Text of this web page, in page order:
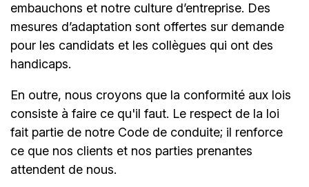
embauchons et notre culture d’entreprise. Des
mesures d’adaptation sont offertes sur demande
pour les candidats et les collègues qui ont des
handicaps.
En outre, nous croyons que la conformité aux lois
consiste à faire ce qu'il faut. Le respect de la loi
fait partie de notre Code de conduite; il renforce
ce que nos clients et nos parties prenantes
attendent de nous.